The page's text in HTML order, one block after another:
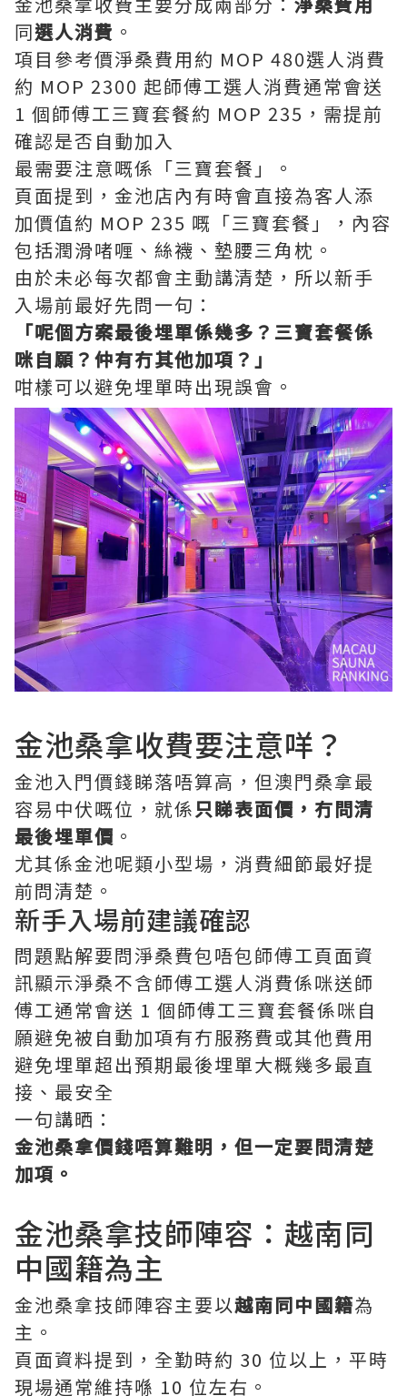
同選人消費 。
項目參考價淨桑費用約 MOP 480選人消費
約 MOP 2300 起師傅工選人消費通常會送
1 個師傅工三寶套餐約 MOP 235，需提前
確認是否自動加入
最需要注意嘅係「三寶套餐」。
頁面提到，金池店內有時會直接為客人添
加價值約 MOP 235 嘅「三寶套餐」，內容
包括潤滑啫喱、絲襪、墊腰三角枕。
由於未必每次都會主動講清楚，所以新手
入場前最好先問一句：
「呢個方案最後埋單係幾多？三寶套餐係
咪自願？仲有冇其他加項？」
咁樣可以避免埋單時出現誤會。
金池桑拿收費要注意咩？
金池入門價錢睇落唔算高，但澳門桑拿最
容易中伏嘅位，就係只睇表面價，冇問清
最後埋單價 。
尤其係金池呢類小型場，消費細節最好提
前問清楚。
新手入場前建議確認
問題點解要問淨桑費包唔包師傅工頁面資
訊顯示淨桑不含師傅工選人消費係咪送師
傅工通常會送 1 個師傅工三寶套餐係咪自
願避免被自動加項有冇服務費或其他費用
避免埋單超出預期最後埋單大概幾多最直
接、最安全
一句講晒：
金池桑拿價錢唔算難明，但一定要問清楚
加項。
金池桑拿技師陣容：越南同
中國籍為主
金池桑拿技師陣容主要以越南同中國籍為
主。
頁面資料提到，全勤時約 30 位以上，平時
現場通常維持喺 10 位左右。